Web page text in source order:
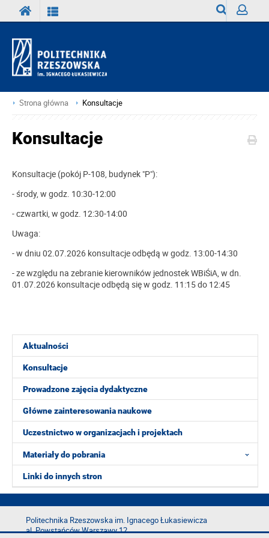
Strona główna Konsultacje
Aktualności
Konsultacje
Prowadzone zajęcia dydaktyczne
Główne zainteresowania naukowe
Uczestnictwo w organizacjach i projektach
Materiały do pobrania
Linki do innych stron
Konsultacje
Konsultacje (pokój P-108, budynek "P"):
- środy, w godz. 10:30-12:00
- czwartki, w godz. 12:30-14:00
Uwaga:
- w dniu 02.07.2026 konsultacje odbędą w godz. 13:00-14:30
- ze względu na zebranie kierowników jednostek WBiŚiA, w dn.
01.07.2026 konsultacje odbędą się w godz. 11:15 do 12:45
Politechnika Rzeszowska im. Ignacego Łukasiewicza
al. Powstańców Warszawy 12